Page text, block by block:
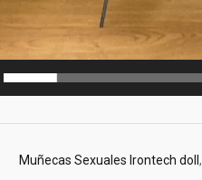
Muñecas Sexuales Irontech doll ,